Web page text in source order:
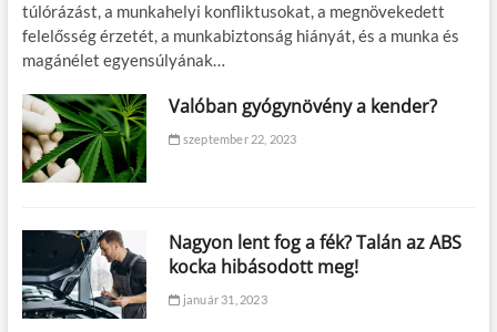
túlórázást, a munkahelyi konfliktusokat, a megnövekedett
felelősség érzetét, a munkabiztonság hiányát, és a munka és
magánélet egyensúlyának…
Valóban gyógynövény a kender?
szeptember 22, 2023
Nagyon lent fog a fék? Talán az ABS
kocka hibásodott meg!
január 31, 2023